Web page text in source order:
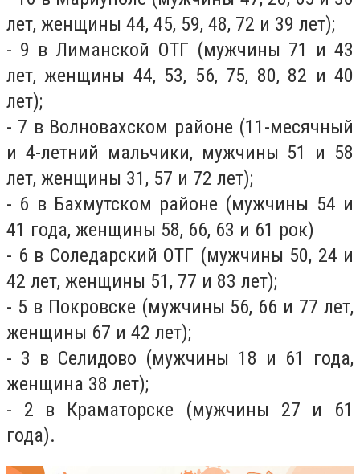
лет, женщины 44, 45, 59, 48, 72 и 39 лет);
- 9 в Лиманской ОТГ (мужчины 71 и 43
лет, женщины 44, 53, 56, 75, 80, 82 и 40
лет);
- 7 в Волновахском районе (11-месячный
и 4-летний мальчики, мужчины 51 и 58
лет, женщины 31, 57 и 72 лет);
- 6 в Бахмутском районе (мужчины 54 и
41 года, женщины 58, 66, 63 и 61 рок)
- 6 в Соледарский ОТГ (мужчины 50, 24 и
42 лет, женщины 51, 77 и 83 лет);
- 5 в Покровске (мужчины 56, 66 и 77 лет,
женщины 67 и 42 лет);
- 3 в Селидово (мужчины 18 и 61 года,
женщина 38 лет);
- 2 в Краматорске (мужчины 27 и 61
года).